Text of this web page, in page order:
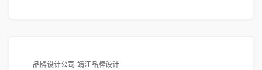
品牌设计公司 靖江品牌设计